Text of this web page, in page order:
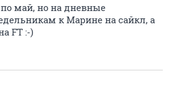
май, но на дневные
к Марине на сайкл, а
FT :-)